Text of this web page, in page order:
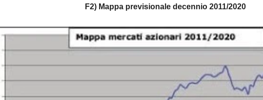
F2) Mappa previsionale decennio 2011/2020